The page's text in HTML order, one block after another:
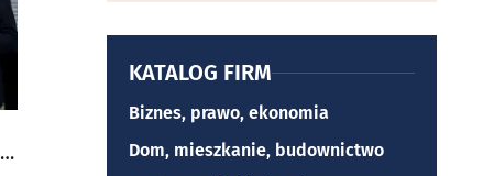
KATALOG FIRM
Biznes, prawo, ekonomia
Dom, mieszkanie, budownictwo